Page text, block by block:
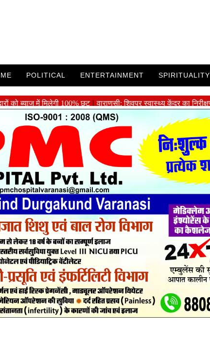
POLITICAL ENTERTAINMENT SPIRITUALITY